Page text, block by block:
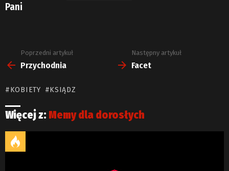
Pani
Zobacz
więcej
Poprzedni artykuł
Przychodnia
Następny artykuł
Facet
KOBIETY KSIĄDZ
Więcej z: Memy dla dorosłych